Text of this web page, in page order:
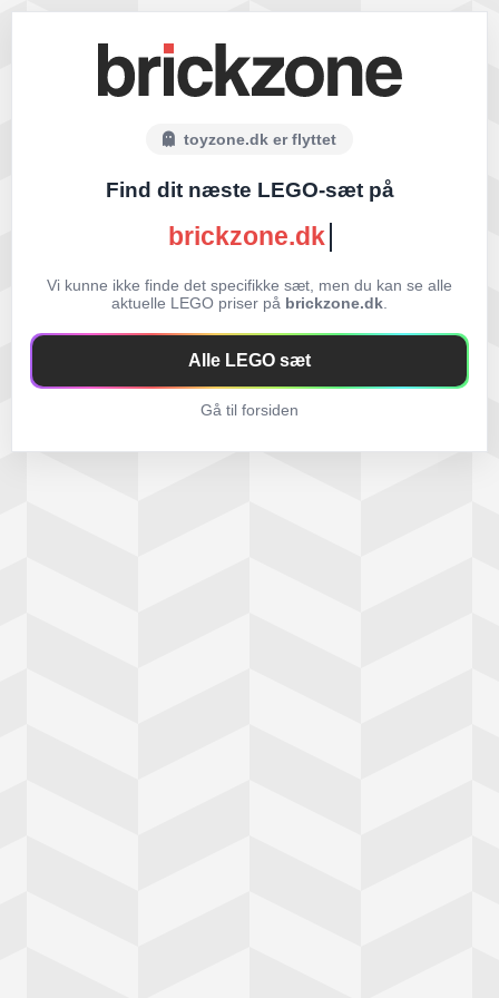
toyzone.dk er flyttet
Find dit næste LEGO-sæt på
brickzone.dk
Vi kunne ikke finde det specifikke sæt, men du kan se alle
aktuelle LEGO priser på brickzone.dk
Alle LEGO sæt
Gå til forsiden